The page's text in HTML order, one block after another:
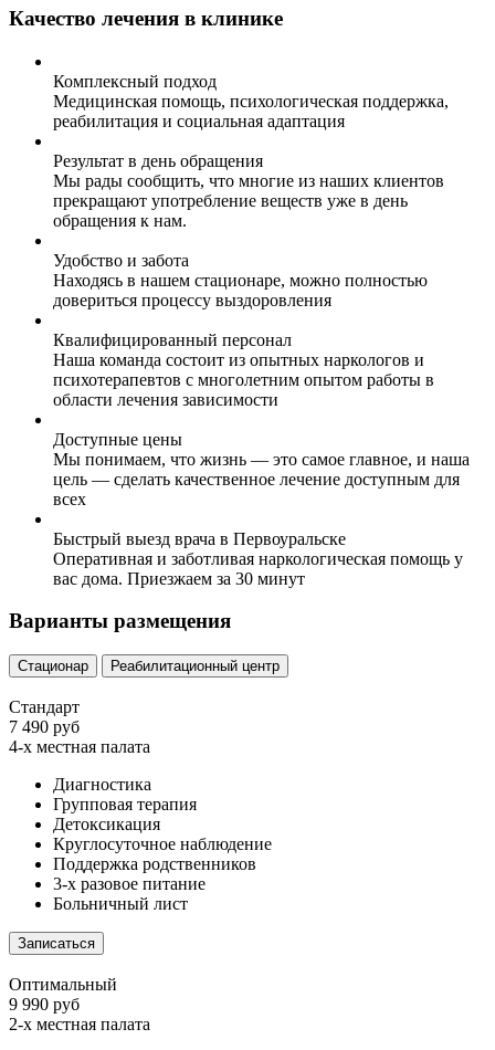
Качество лечения в клинике
Комплексный подход
Медицинская помощь, психологическая поддержка,
реабилитация и социальная адаптация
Результат в день обращения
Мы рады сообщить, что многие из наших клиентов
прекращают употребление веществ уже в день
обращения к нам.
Удобство и забота
Находясь в нашем стационаре, можно полностью
довериться процессу выздоровления
Квалифицированный персонал
Наша команда состоит из опытных наркологов и
психотерапевтов с многолетним опытом работы в
области лечения зависимости
Доступные цены
Мы понимаем, что жизнь — это самое главное, и наша
цель — сделать качественное лечение доступным для
всех
Быстрый выезд врача в Первоуральске
Оперативная и заботливая наркологическая помощь у
вас дома. Приезжаем за 30 минут
Варианты размещения
Стационар Реабилитационный центр
Стандарт
7 490 руб
4-х местная палата
Диагностика
Групповая терапия
Детоксикация
Круглосуточное наблюдение
Поддержка родственников
3-х разовое питание
Больничный лист
Записаться
Оптимальный
9 990 руб
2-х местная палата